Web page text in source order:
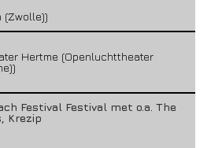
(Zwolle))
Hertme (Openluchttheater
Festival Festival met o.a. The
Krezip